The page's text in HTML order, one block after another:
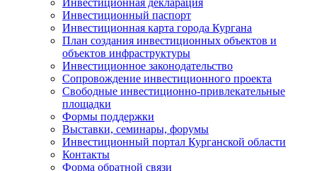
Инвестиционная декларация
Инвестиционный паспорт
Инвестиционная карта города Кургана
План создания инвестиционных объектов и
объектов инфраструктуры
Инвестиционное законодательство
Сопровождение инвестиционного проекта
Свободные инвестиционно-привлекательные
площадки
Формы поддержки
Выставки, семинары, форумы
Инвестиционный портал Курганской области
Контакты
Форма обратной связи